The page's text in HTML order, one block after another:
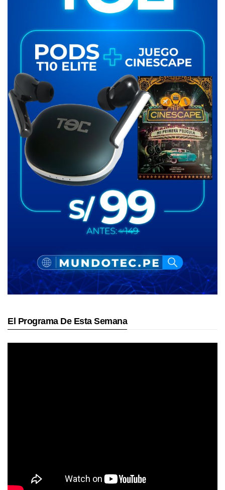
El Programa De Esta Semana